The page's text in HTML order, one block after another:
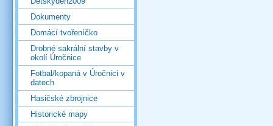
Dokumenty
Domácí tvořeníčko
Drobné sakrální stavby v
okolí Úročnice
Fotbal/kopaná v Úročnici v
datech
Hasičské zbrojnice
Historické mapy